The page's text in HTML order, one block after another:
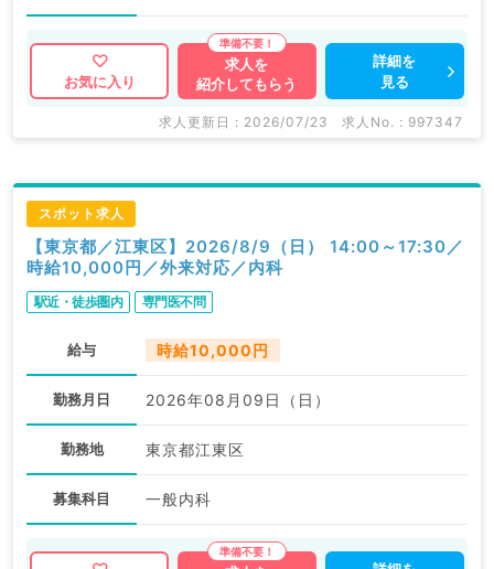
お気に入り
求人を
紹介してもらう
詳細を
見る
求人更新日 : 2026/07/23 求人No. : 997347
スポット求人
【東京都／江東区】2026/8/9（日） 14:00～17:30／
時給10,000円／外来対応／内科
駅近・徒歩圏内 専門医不問
給与 時給10,000円
勤務月日 2026年08月09日（日）
勤務地 東京都江東区
募集科目 一般内科